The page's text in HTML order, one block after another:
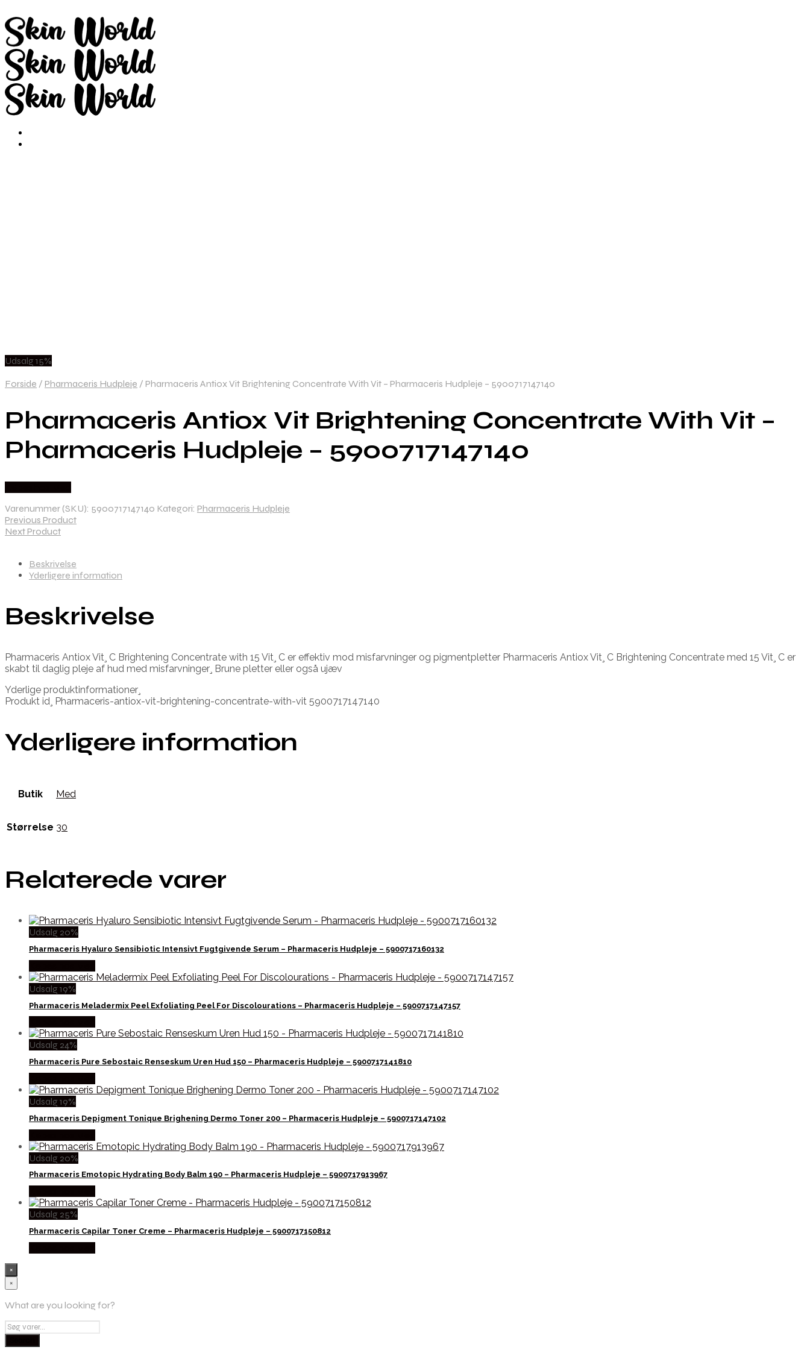
Udsalg 15%
Forside / Pharmaceris Hudpleje / Pharmaceris Antiox Vit Brightening Concentrate With Vit – Pharmaceris Hudpleje – 5900717147140
Pharmaceris Antiox Vit Brightening Concentrate With Vit –
Pharmaceris Hudpleje – 5900717147140
Varenummer (SKU): 5900717147140 Kategori: Pharmaceris Hudpleje
Previous Product
Next Product
Beskrivelse
Yderligere information
Beskrivelse
Pharmaceris Antiox Vit¸ C Brightening Concentrate with 15 Vit¸ C er effektiv mod misfarvninger og pigmentpletter Pharmaceris Antiox Vit¸ C Brightening Concentrate med 15 Vit¸ C er
skabt til daglig pleje af hud med misfarvninger¸ Brune pletter eller også ujæv
Yderlige produktinformationer¸
Produkt id¸ Pharmaceris-antiox-vit-brightening-concentrate-with-vit 5900717147140
Yderligere information
Butik Med
Størrelse 30
Relaterede varer
Udsalg 20%
Pharmaceris Hyaluro Sensibiotic Intensivt Fugtgivende Serum – Pharmaceris Hudpleje – 5900717160132
Udsalg 19%
Pharmaceris Meladermix Peel Exfoliating Peel For Discolourations – Pharmaceris Hudpleje – 5900717147157
Udsalg 24%
Pharmaceris Pure Sebostaic Renseskum Uren Hud 150 – Pharmaceris Hudpleje – 5900717141810
Udsalg 19%
Pharmaceris Depigment Tonique Brighening Dermo Toner 200 – Pharmaceris Hudpleje – 5900717147102
Udsalg 20%
Pharmaceris Emotopic Hydrating Body Balm 190 – Pharmaceris Hudpleje – 5900717913967
Udsalg 25%
Pharmaceris Capilar Toner Creme – Pharmaceris Hudpleje – 5900717150812
×
×
What are you looking for?